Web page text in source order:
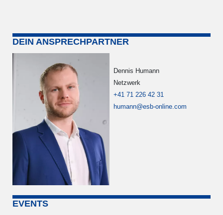
DEIN ANSPRECHPARTNER
Dennis Humann
Netzwerk
+41 71 226 42 31
humann@esb-online.com
EVENTS